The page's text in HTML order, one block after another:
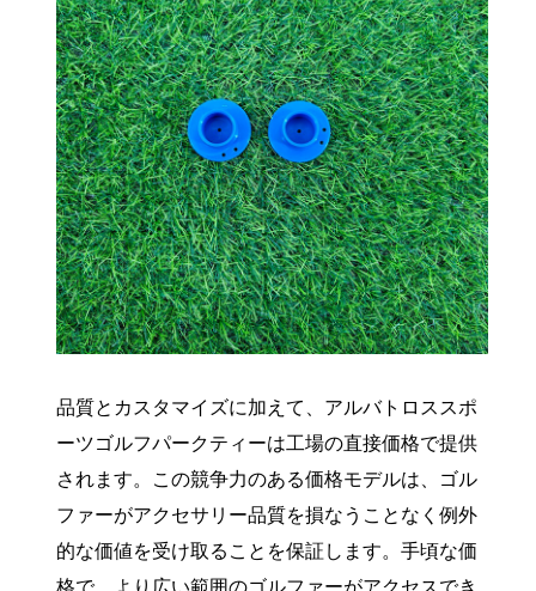
品質とカスタマイズに加えて、アルバトロススポ
ーツゴルフパークティーは工場の直接価格で提供
されます。この競争力のある価格モデルは、ゴル
ファーがアクセサリー品質を損なうことなく例外
的な価値を受け取ることを保証します。手頃な価
格で、より広い範囲のゴルファーがアクセスでき